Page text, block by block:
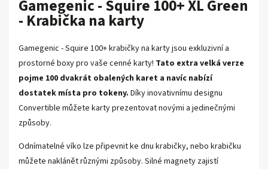
Gamegenic - Squire 100+ XL Green
- Krabička na karty
Gamegenic - Squire 100+ krabičky na karty jsou exkluzivní a
prostorné boxy pro vaše cenné karty! Tato extra velká verze
pojme 100 dvakrát obalených karet a navíc nabízí
dostatek místa pro tokeny. Díky inovativnímu designu
Convertible můžete karty prezentovat novými a jedinečnými
způsoby.
Odnímatelné víko lze připevnit ke dnu krabičky, nebo krabičku
můžete naklánět různými způsoby. Silné magnety zajistí